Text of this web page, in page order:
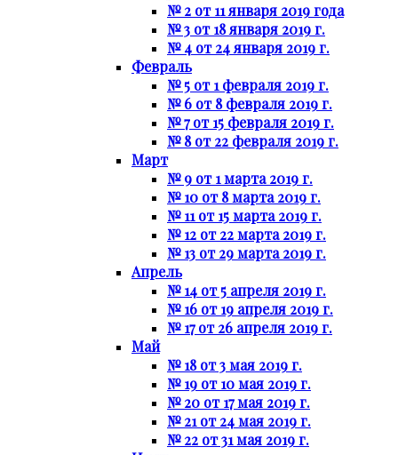
№ 2 от 11 января 2019 года
№ 3 от 18 января 2019 г.
№ 4 от 24 января 2019 г.
Февраль
№ 5 от 1 февраля 2019 г.
№ 6 от 8 февраля 2019 г.
№ 7 от 15 февраля 2019 г.
№ 8 от 22 февраля 2019 г.
Март
№ 9 от 1 марта 2019 г.
№ 10 от 8 марта 2019 г.
№ 11 от 15 марта 2019 г.
№ 12 от 22 марта 2019 г.
№ 13 от 29 марта 2019 г.
Апрель
№ 14 от 5 апреля 2019 г.
№ 16 от 19 апреля 2019 г.
№ 17 от 26 апреля 2019 г.
Май
№ 18 от 3 мая 2019 г.
№ 19 от 10 мая 2019 г.
№ 20 от 17 мая 2019 г.
№ 21 от 24 мая 2019 г.
№ 22 от 31 мая 2019 г.